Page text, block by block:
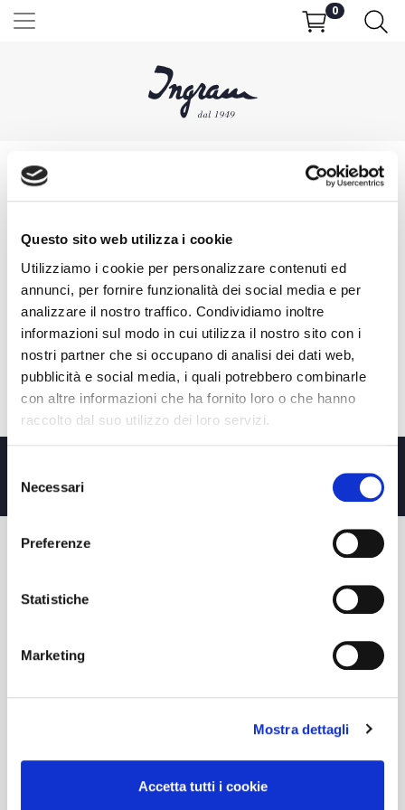
Questo sito web utilizza i cookie
Utilizziamo i cookie per personalizzare contenuti ed
annunci, per fornire funzionalità dei social media e per
analizzare il nostro traffico. Condividiamo inoltre
informazioni sul modo in cui utilizza il nostro sito con i
nostri partner che si occupano di analisi dei dati web,
pubblicità e social media, i quali potrebbero combinarle
con altre informazioni che ha fornito loro o che hanno
raccolto dal suo utilizzo dei loro servizi.
delNecessari
Preferenze
Statistiche
Marketing
Mostra dettagli
Accetta tutti i cookie
0
Mascherine
Filtra per
Ordina per
Info
Non ci sono risultati da visualizzare
SPEDIZIONE ENTRO 8 GIORNI
SPEDIZIONE E CONSEGNA
RICHIEDI UN RESO